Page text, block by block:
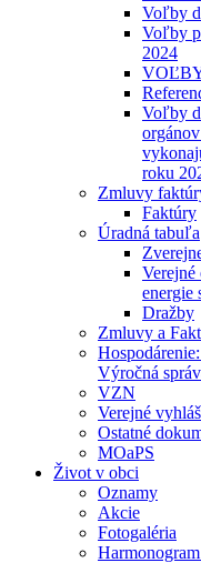
Voľby
Voľby
2024
Voľby
roku
Zmluvy
Faktúry
Úradná tabuľa
Verejné
energie
Dražby
Zmluvy a
Výročná
VZN
Verejné
Ostatné
MOaPS
Život v obci
Oznamy
Akcie
Fotogaléria